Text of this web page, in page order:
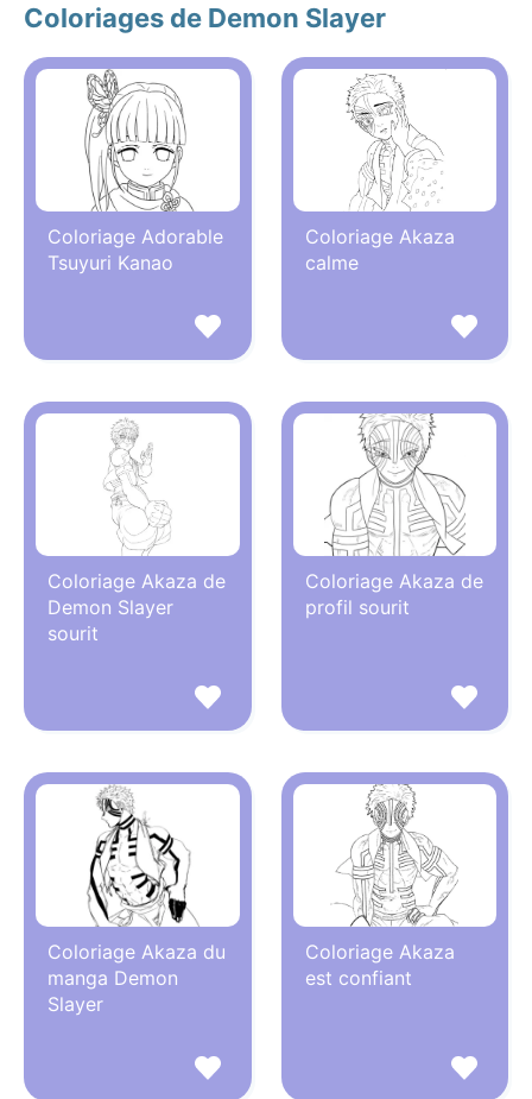
Coloriages de Demon Slayer
Coloriage Adorable
Tsuyuri Kanao
Coloriage Akaza
calme
Coloriage Akaza de
Demon Slayer
sourit
Coloriage Akaza de
profil sourit
Coloriage Akaza du
manga Demon
Slayer
Coloriage Akaza
est confiant